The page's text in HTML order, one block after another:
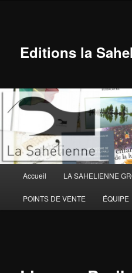
Editions la
principal
Accueil LA SAHELIENNE
POINTS DE VENTE ÉQUIPE